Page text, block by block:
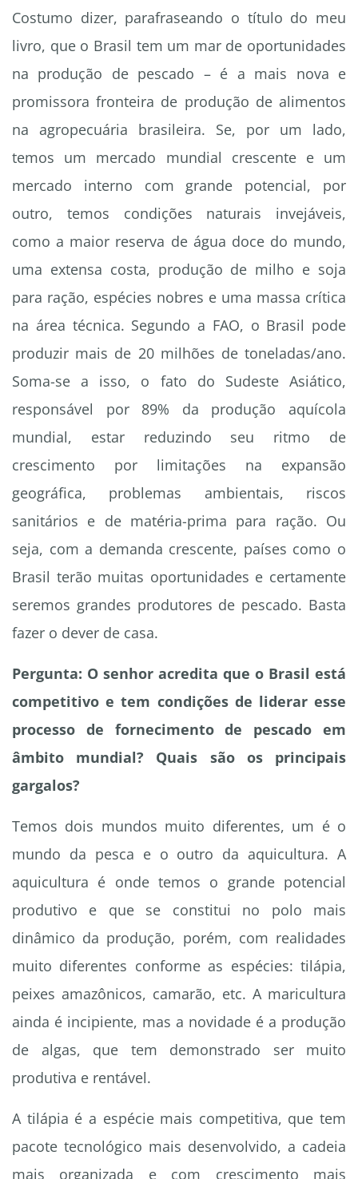
Costumo dizer, parafraseando o título do meu
livro, que o Brasil tem um mar de oportunidades
na produção de pescado – é a mais nova e
promissora fronteira de produção de alimentos
na agropecuária brasileira. Se, por um lado,
temos um mercado mundial crescente e um
mercado interno com grande potencial, por
outro, temos condições naturais invejáveis,
como a maior reserva de água doce do mundo,
uma extensa costa, produção de milho e soja
para ração, espécies nobres e uma massa crítica
na área técnica. Segundo a FAO, o Brasil pode
produzir mais de 20 milhões de toneladas/ano.
Soma-se a isso, o fato do Sudeste Asiático,
responsável por 89% da produção aquícola
mundial, estar reduzindo seu ritmo de
crescimento por limitações na expansão
geográfica, problemas ambientais, riscos
sanitários e de matéria-prima para ração. Ou
seja, com a demanda crescente, países como o
Brasil terão muitas oportunidades e certamente
seremos grandes produtores de pescado. Basta
fazer o dever de casa.
Pergunta: O senhor acredita que o Brasil está
competitivo e tem condições de liderar esse
processo de fornecimento de pescado em
âmbito mundial? Quais são os principais
gargalos?
Temos dois mundos muito diferentes, um é o
mundo da pesca e o outro da aquicultura. A
aquicultura é onde temos o grande potencial
produtivo e que se constitui no polo mais
dinâmico da produção, porém, com realidades
muito diferentes conforme as espécies: tilápia,
peixes amazônicos, camarão, etc. A maricultura
ainda é incipiente, mas a novidade é a produção
de algas, que tem demonstrado ser muito
produtiva e rentável.
A tilápia é a espécie mais competitiva, que tem
pacote tecnológico mais desenvolvido, a cadeia
mais organizada e com crescimento mais